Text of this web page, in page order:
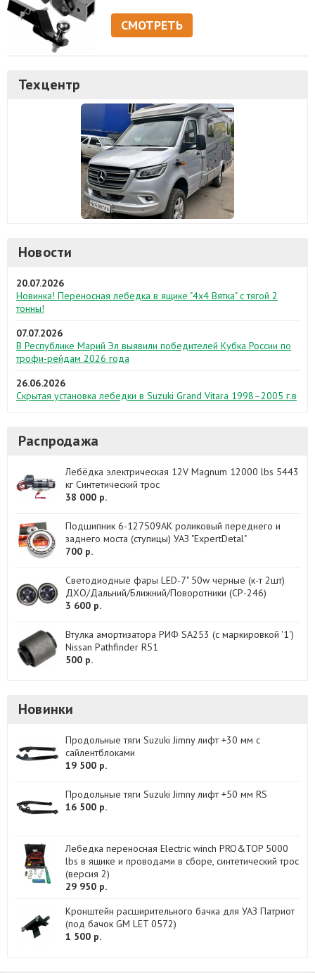
СМОТРЕТЬ
Техцентр
Новости
20.07.2026
Новинка! Переносная лебедка в ящике "4х4 Вятка" с тягой 2
тонны!
07.07.2026
В Республике Марий Эл выявили победителей Кубка России по
трофи-рейдам 2026 года
26.06.2026
Скрытая установка лебедки в Suzuki Grand Vitara 1998–2005 г.в
Распродажа
Лебёдка электрическая 12V Magnum 12000 lbs 5443
кг Синтетический трос
38 000 р.
Подшипник 6-127509АК роликовый переднего и
заднего моста (ступицы) УАЗ "ExpertDetal"
700 р.
Светодиодные фары LED-7" 50w черные (к-т 2шт)
ДХО/Дальний/Ближний/Поворотники (CP-246)
3 600 р.
Втулка амортизатора РИФ SA253 (с маркировкой '1')
Nissan Pathfinder R51
500 р.
Новинки
Продольные тяги Suzuki Jimny лифт +30 мм с
сайлентблоками
19 500 р.
Продольные тяги Suzuki Jimny лифт +50 мм RS
16 500 р.
Лебедка переносная Electric winch PRO&TOP 5000
lbs в ящике и проводами в сборе, синтетический трос
(версия 2)
29 950 р.
Кронштейн расширительного бачка для УАЗ Патриот
(под бачок GM LET 0572)
1 500 р.